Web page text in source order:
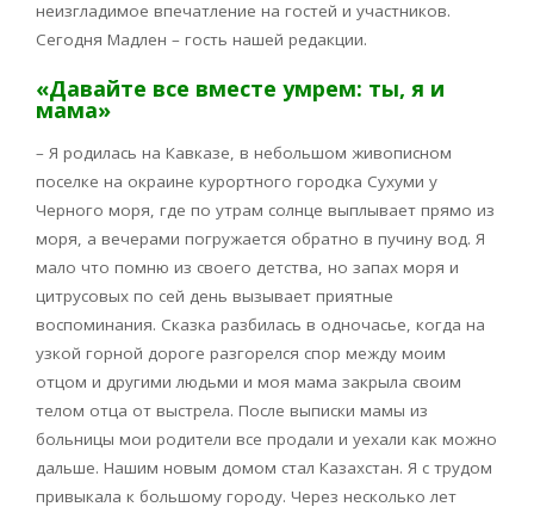
неизгладимое впечатление на гостей и участников.
Сегодня Мадлен – гость нашей редакции.
«Давайте все вместе умрем: ты, я и
мама»
– Я родилась на Кавказе, в небольшом живописном
поселке на окраине курортного городка Сухуми у
Черного моря, где по утрам солнце выплывает прямо из
моря, а вечерами погружается обратно в пучину вод. Я
мало что помню из своего детства, но запах моря и
цитрусовых по сей день вызывает приятные
воспоминания. Сказка разбилась в одночасье, когда на
узкой горной дороге разгорелся спор между моим
отцом и другими людьми и моя мама закрыла своим
телом отца от выстрела. После выписки мамы из
больницы мои родители все продали и уехали как можно
дальше. Нашим новым домом стал Казахстан. Я с трудом
привыкала к большому городу. Через несколько лет